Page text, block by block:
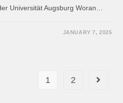
Universität Augsburg Woran…
JANUARY 7, 2025
1 2